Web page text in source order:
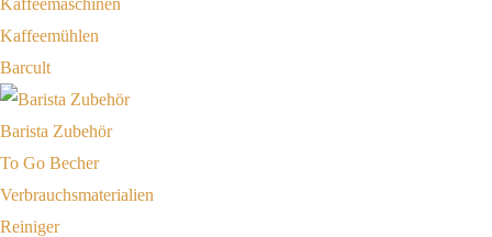
Kaffeemühlen
Barcult
Barista Zubehör
To Go Becher
Verbrauchsmaterialien
Reiniger